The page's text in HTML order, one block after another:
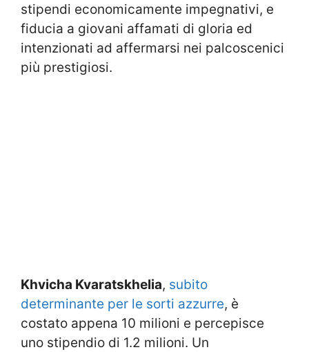
stipendi economicamente impegnativi, e
fiducia a giovani affamati di gloria ed
intenzionati ad affermarsi nei palcoscenici
più prestigiosi.
Khvicha Kvaratskhelia, subito
determinante per le sorti azzurre, è
costato appena 10 milioni e percepisce
uno stipendio di 1.2 milioni. Un